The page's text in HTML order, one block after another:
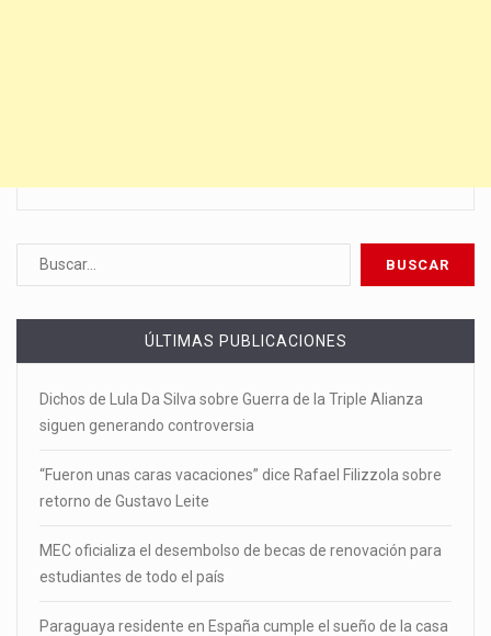
ÚLTIMAS PUBLICACIONES
Dichos de Lula Da Silva sobre Guerra de la Triple Alianza
siguen generando controversia
“Fueron unas caras vacaciones” dice Rafael Filizzola sobre
retorno de Gustavo Leite
MEC oficializa el desembolso de becas de renovación para
estudiantes de todo el país
Paraguaya residente en España cumple el sueño de la casa